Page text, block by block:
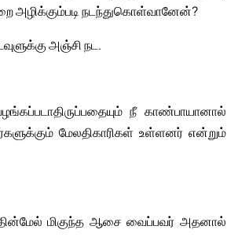
அழிக்கும்படி நடந்துகொள்வானேன்?
அஞ்சி நட.
நீ காண்பாயானால்
மேலதிகாரிகள் உள்ளனர் என்றும்
மிகுந்த ஆசை வைப்பவர் அதனால்